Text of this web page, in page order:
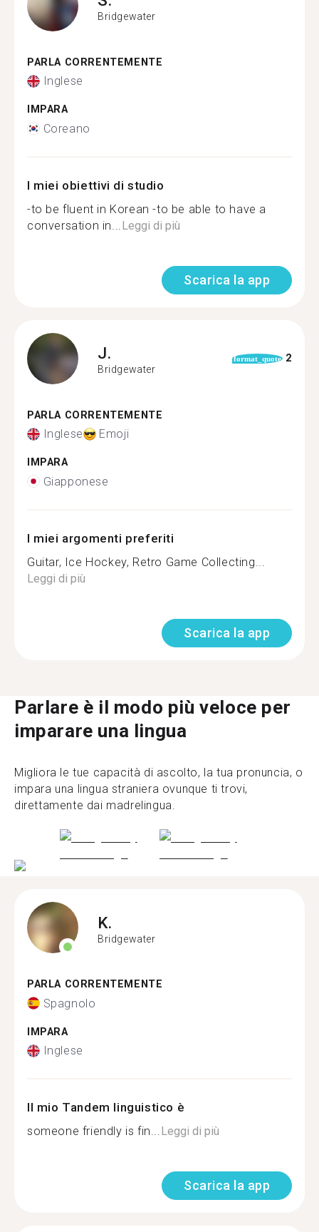
Bridgewater
PARLA CORRENTEMENTE
Inglese
IMPARA
Coreano
I miei obiettivi di studio
-to be fluent in Korean -to be able to have a
conversation in... Leggi di più
Scarica la app
J.
Bridgewater
format_quote 2
PARLA CORRENTEMENTE
Inglese Emoji
IMPARA
Giapponese
I miei argomenti preferiti
Guitar, Ice Hockey, Retro Game Collecting...
Leggi di più
Scarica la app
Parlare è il modo più veloce per
imparare una lingua
Migliora le tue capacità di ascolto, la tua pronuncia, o
impara una lingua straniera ovunque ti trovi,
direttamente dai madrelingua.
K.
Bridgewater
PARLA CORRENTEMENTE
Spagnolo
IMPARA
Inglese
Il mio Tandem linguistico è
someone friendly is fin...Leggi di più
Scarica la app